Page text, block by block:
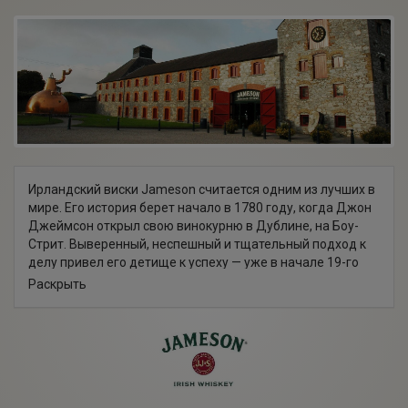
Ирландский виски Jameson считается одним из лучших в
мире. Его история берет начало в 1780 году, когда Джон
Джеймсон открыл свою винокурню в Дублине, на Боу-
Стрит. Выверенный, неспешный и тщательный подход к
делу привел его детище к успеху — уже в начале 19-го
столетия маленький завод превратился в большую
Ирландии, Австралии, Индии, США, Канады и Африки.
Компания "Джемесон" постоянно модернизировалась. К
концу 20-го столетия это привело к тому, что виски
Jameson стал лучшим ирландским виски в мире —
Раскрыть